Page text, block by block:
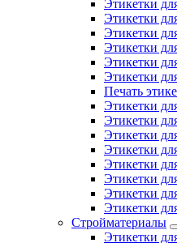
Этикетки
Этикетки
Этикетки
Этикетки
Этикетки
Этикетки
Печать
Этикетки
Этикетки
Этикетки
Этикетки
Этикетки
Этикетки
Этикетки
Этикетки
Стройматериалы
Этикетки